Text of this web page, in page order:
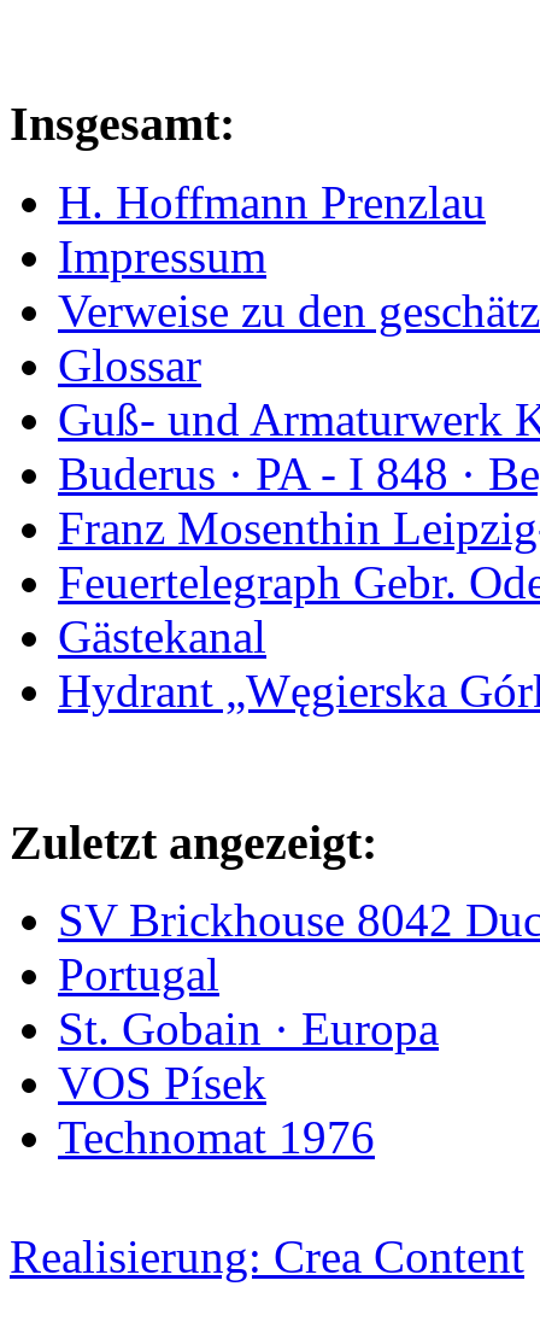
Insgesamt:
H. Hoffmann Prenzlau
Impressum
Verweise zu den
Glossar
Guß- und Armaturwerk
Buderus · PA - I 848 ·
Franz Mosenthin
Feuertelegraph Gebr.
Gästekanal
Hydrant „Węgierska
Zuletzt angezeigt:
SV Brickhouse 8042
Portugal
St. Gobain · Europa
VOS Písek
Technomat 1976
Realisierung: Crea Content